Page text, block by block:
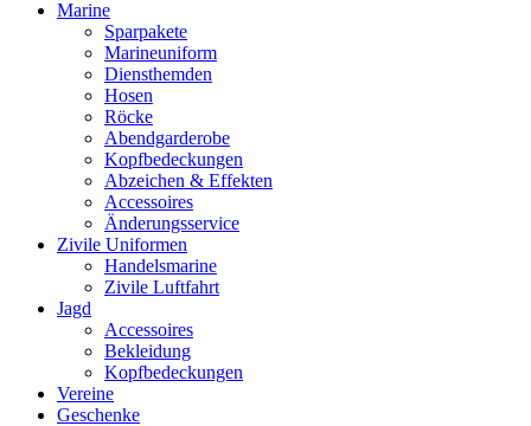
Marine
Sparpakete
Marineuniform
Diensthemden
Hosen
Röcke
Abendgarderobe
Kopfbedeckungen
Abzeichen & Effekten
Accessoires
Änderungsservice
Zivile Uniformen
Handelsmarine
Zivile Luftfahrt
Jagd
Accessoires
Bekleidung
Kopfbedeckungen
Vereine
Geschenke